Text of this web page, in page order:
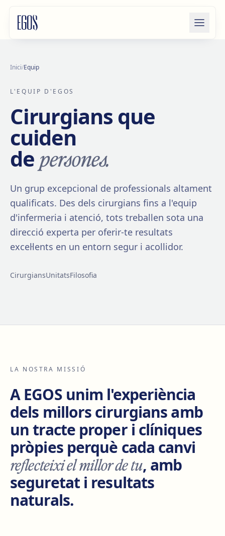
Inici/Equip
L'EQUIP D'EGOS
Cirurgians que
cuiden
depersones.
Un grup excepcional de professionals altament
qualificats. Des dels cirurgians fins a l'equip
d'infermeria i atenció, tots treballen sota una
direcció experta per oferir-te resultats
excel·lents en un entorn segur i acollidor.
CirurgiansUnitatsFilosofia
LA NOSTRA MISSIÓ
A EGOS unim l'experiència
dels millors cirurgians amb
un tracte proper i clíniques
pròpies perquè cada canvi
reflecteixi el millor de tu, amb
seguretat i resultats
naturals.